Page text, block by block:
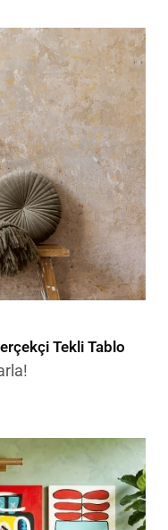
Tekli Tablo